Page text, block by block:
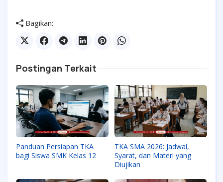
Bagikan:
Postingan Terkait
Panduan Persiapan TKA
bagi Siswa SMK Kelas 12
TKA SMA 2026: Jadwal,
Syarat, dan Materi yang
Diujikan